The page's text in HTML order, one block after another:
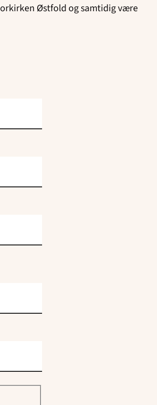
Østfold og samtidig være